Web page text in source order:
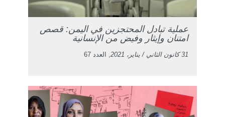
عملية تبادل المحتجزين في اليمن: قصص
امتنان وإيثار وفيض من الإنسانية
31 كانون الثاني / يناير، 2021 , العدد 67